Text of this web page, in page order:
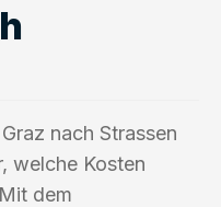
nach Strassen
welche Kosten
dem